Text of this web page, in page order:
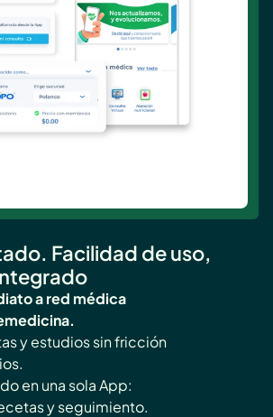
Facilidad de uso,
a red médica
y estudios sin fricción
en una sola App:
y seguimiento.